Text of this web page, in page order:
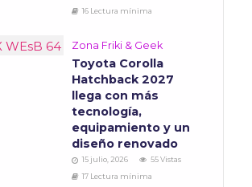
16 Lectura mínima
Zona Friki & Geek
Toyota Corolla
Hatchback 2027
llega con más
tecnología,
equipamiento y un
diseño renovado
15 julio, 2026
55 Vistas
17 Lectura mínima